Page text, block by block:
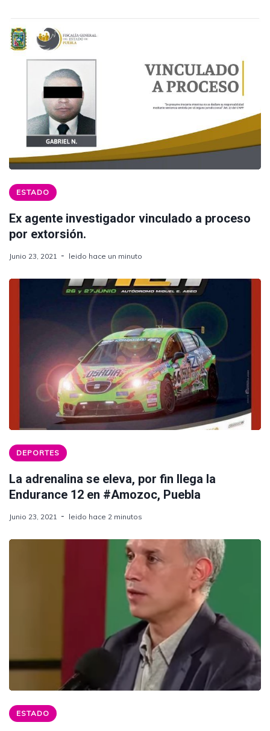
ESTADO
Ex agente investigador vinculado a proceso
por extorsión.
Junio 23, 2021 leido hace un minuto
DEPORTES
La adrenalina se eleva, por fin llega la
Endurance 12 en #Amozoc, Puebla
Junio 23, 2021 leido hace 2 minutos
ESTADO